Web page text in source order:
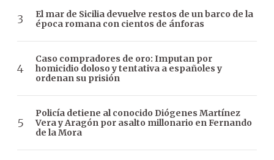
El mar de Sicilia devuelve restos de un barco de la
época romana con cientos de ánforas
Caso compradores de oro: Imputan por
homicidio doloso y tentativa a españoles y
ordenan su prisión
Policía detiene al conocido Diógenes Martínez
Vera y Aragón por asalto millonario en Fernando
de la Mora